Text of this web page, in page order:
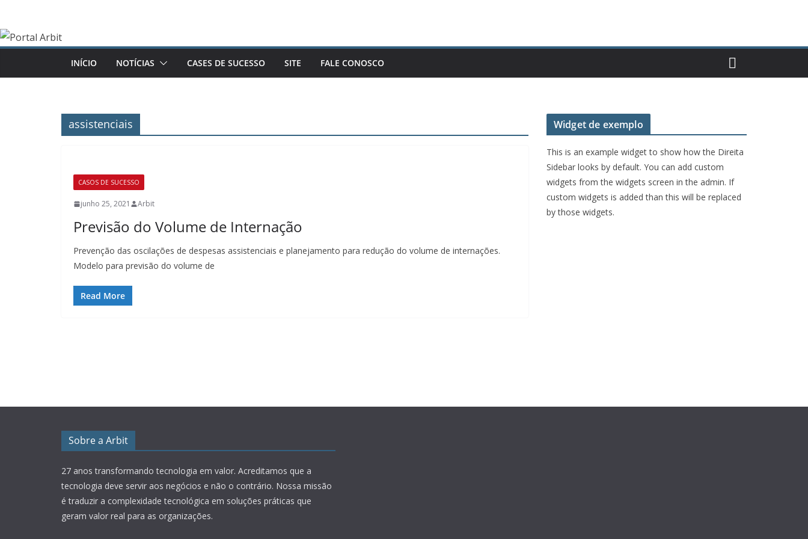
o
INÍCIO NOTÍCIAS CASES DE SUCESSO SITE FALE CONOSCO
assistenciais
CASOS DE SUCESSO
junho 25, 2021 Arbit
Previsão do Volume de Internação
Prevenção das oscilações de despesas assistenciais e planejamento para redução do volume de internações.
Modelo para previsão do volume de
Read More
Widget de exemplo
This is an example widget to show how the Direita
Sidebar looks by default. You can add custom
widgets from the widgets screen in the admin. If
custom widgets is added than this will be replaced
by those widgets.
Sobre a Arbit
27 anos transformando tecnologia em valor. Acreditamos que a
tecnologia deve servir aos negócios e não o contrário. Nossa missão
é traduzir a complexidade tecnológica em soluções práticas que
geram valor real para as organizações.